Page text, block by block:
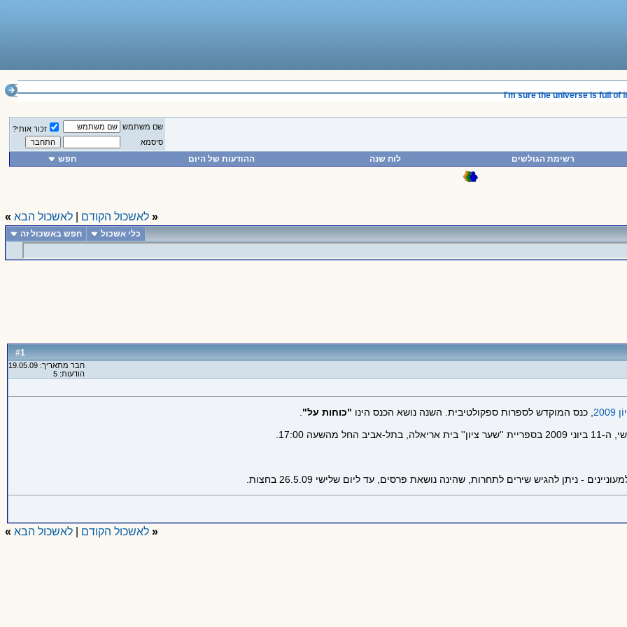
I'm sure the universe is full of
____________________________________________________
שם משתמש
זכור אותי?
סיסמא
רשימת הגולשים לוח שנה ההודעות של היום חפש
« לאשכול הקודם לאשכול הבא »
כלי אשכול חפש באשכול זה
#
1
חבר מתאריך: 19.05.09
הודעות: 5
, כנס המוקדש לספרות ספקולטיבית. השנה נושא הכנס הינו "כוחות על"
17:00.
- ניתן להגיש שירים לתחרות, שהינה נושאת פרסים, עד ליום שלישי 26.5.09 בחצות.
« לאשכול הקודם |לאשכול הבא »